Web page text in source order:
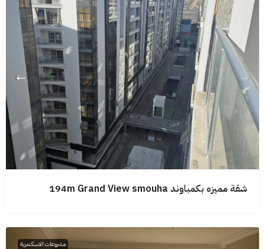
شقة مميزه بكمباوند 194m Grand View smouha
مشروعات الاسكندرية